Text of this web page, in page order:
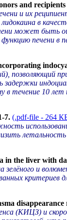
and
и их
в
может быть
печени в
позволяющий
течение 10 лет
7. (.pdf-file - 264
the liver with
и
критериев
(КИЦЗ) и